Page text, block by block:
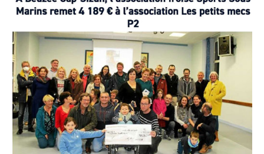
Sports
Marins
remet
4 189 €
à
l’association
Les
petits